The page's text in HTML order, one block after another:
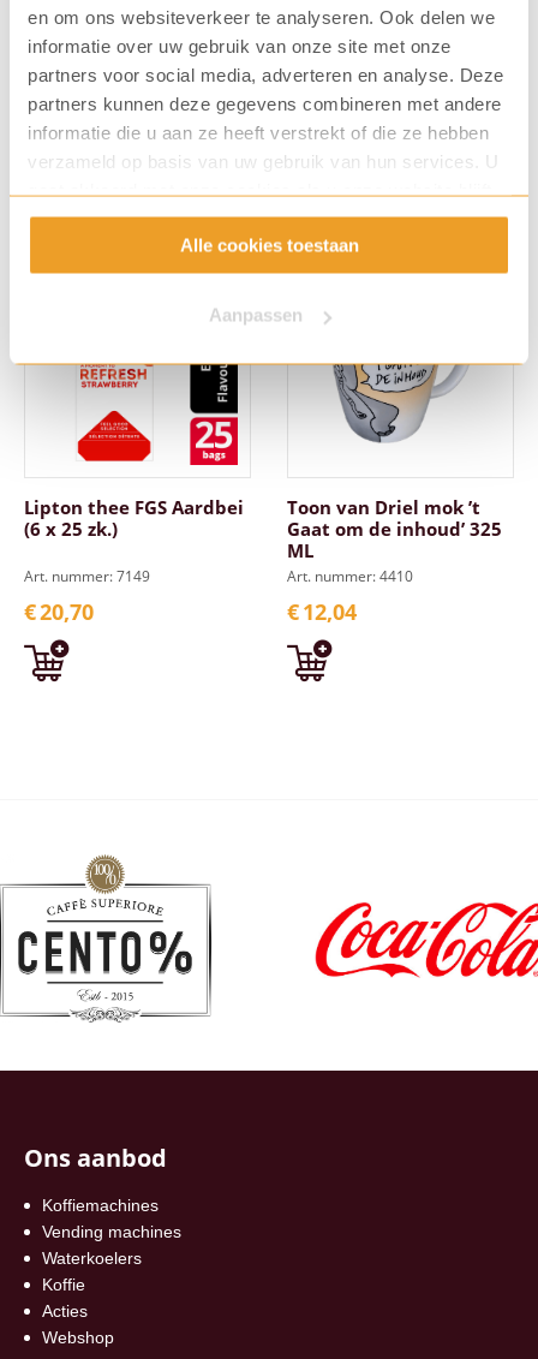
en om ons websiteverkeer te analyseren. Ook delen we
informatie over uw gebruik van onze site met onze
partners voor social media, adverteren en analyse. Deze
partners kunnen deze gegevens combineren met andere
informatie die u aan ze heeft verstrekt of die ze hebben
verzameld op basis van uw gebruik van hun services. U
gaat akkoord met onze cookies als u onze website blijft
gebruiken.
Alle cookies toestaan
Aanpassen
Cup-a-Soup Groente 21
zk.
Art. nummer: 8014
€12,12
Cup-a-Soup Tomaten
Crème 21 zk.
Art. nummer: 8046
€12,12
Lipton thee FGS Aardbei
(6 x 25 zk.)
Art. nummer: 7149
€20,70
Toon van Driel mok ’t
Gaat om de inhoud’ 325
ML
Art. nummer: 4410
€12,04
Ons aanbod
Koffiemachines
Vending machines
Waterkoelers
Koffie
Acties
Webshop